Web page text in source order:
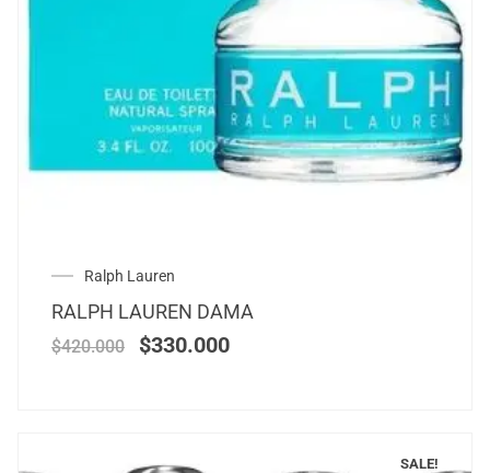
Ralph Lauren
RALPH LAUREN DAMA
$420.000 $330.000
SALE!